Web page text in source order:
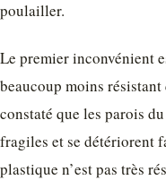
poulailler.
Le premier inconvénient
beaucoup moins
constaté que les parois
fragiles et se détériorent
plastique n’est pas très